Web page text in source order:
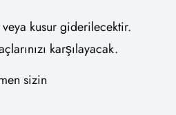
kusur giderilecektir.
karşılayacak.
sizin